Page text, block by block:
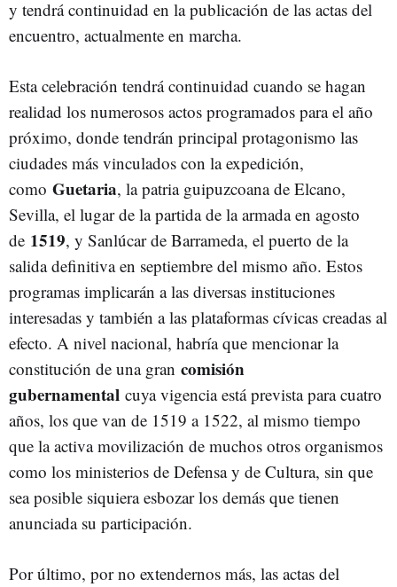
y tendrá continuidad en la publicación de las actas del
encuentro, actualmente en marcha.
Esta celebración tendrá continuidad cuando se hagan
realidad los numerosos actos programados para el año
próximo, donde tendrán principal protagonismo las
ciudades más vinculados con la expedición,
como Guetaria, la patria guipuzcoana de Elcano,
Sevilla, el lugar de la partida de la armada en agosto
de 1519, y Sanlúcar de Barrameda, el puerto de la
salida definitiva en septiembre del mismo año. Estos
programas implicarán a las diversas instituciones
interesadas y también a las plataformas cívicas creadas al
efecto. A nivel nacional, habría que mencionar la
constitución de una gran comisión
gubernamental cuya vigencia está prevista para cuatro
años, los que van de 1519 a 1522, al mismo tiempo
que la activa movilización de muchos otros organismos
como los ministerios de Defensa y de Cultura, sin que
sea posible siquiera esbozar los demás que tienen
anunciada su participación.
Por último, por no extendernos más, las actas del